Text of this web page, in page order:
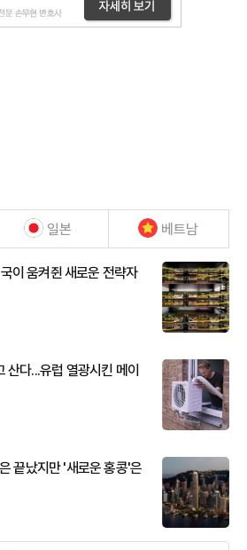
일본 베트남
이 움켜쥔 새로운 전략자
산다...유럽 열광시킨 메이
끝났지만 '새로운 홍콩'은